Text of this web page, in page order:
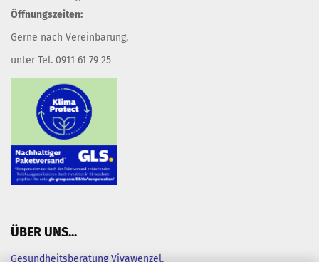
Öffnungszeiten:
Gerne nach Vereinbarung,
unter Tel. 0911 61 79 25
ÜBER UNS...
Gesundheitsberatung Vivawenzel.